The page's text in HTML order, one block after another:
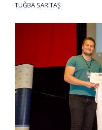
TUĞBA SARITAŞ